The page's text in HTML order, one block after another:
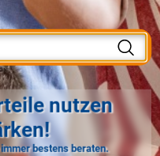
nutzen
bestens beraten.